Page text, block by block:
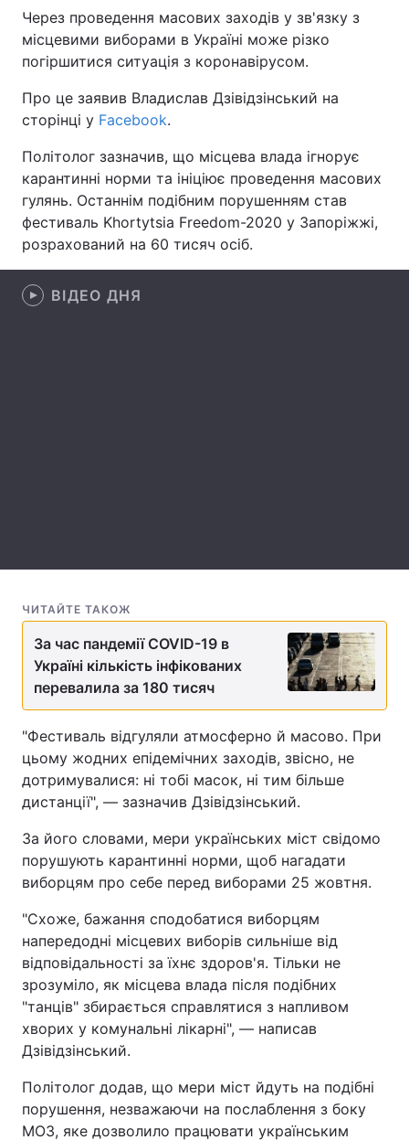
Україна
Економіка Світ
Спорт Наука
Техно і зв'язок Лайт
Зброя
Контакти
Послуги
Тема оформлення
Через проведення масових заходів у зв'язку з
місцевими виборами в Україні може різко
погіршитися ситуація з коронавірусом.
Про це заявив Владислав Дзівідзінський на
сторінці у Facebook.
Політолог зазначив, що місцева влада ігнорує
карантинні норми та ініціює проведення масових
гулянь. Останнім подібним порушенням став
фестиваль Khortytsia Freedom-2020 у Запоріжжі,
розрахований на 60 тисяч осіб.
ВІДЕО ДНЯ
ЧИТАЙТЕ ТАКОЖ
За час пандемії СOVID-19 в
Україні кількість інфікованих
перевалила за 180 тисяч
"Фестиваль відгуляли атмосферно й масово. При
цьому жодних епідемічних заходів, звісно, не
дотримувалися: ні тобі масок, ні тим більше
дистанції", — зазначив Дзівідзінський.
За його словами, мери українських міст свідомо
порушують карантинні норми, щоб нагадати
виборцям про себе перед виборами 25 жовтня.
"Схоже, бажання сподобатися виборцям
напередодні місцевих виборів сильніше від
відповідальності за їхнє здоров'я. Тільки не
зрозуміло, як місцева влада після подібних
"танців" збирається справлятися з напливом
хворих у комунальні лікарні", — написав
Дзівідзінський.
Політолог додав, що мери міст йдуть на подібні
порушення, незважаючи на послаблення з боку
МОЗ, яке дозволило працювати українським